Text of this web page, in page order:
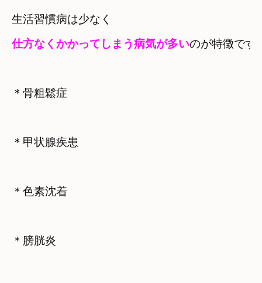
仕方なくかかってしまう病気が多いのが特徴です
＊骨粗鬆症
＊甲状腺疾患
＊色素沈着
＊膀胱炎